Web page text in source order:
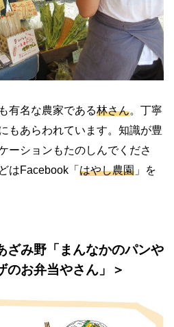
有名な農家である林さん。丁寧
もあらわれています。知識が豊
ーションもたのしんでくださ
はFacebook「 はやし農園 」を
ざみ野「まんなかのパンや
のお弁当やさん」＞